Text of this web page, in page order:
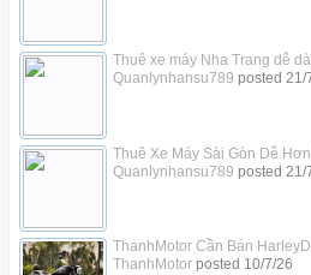
Thuê xe máy Nha Trang dễ
Quanlynhansu789 posted 21/
Thuê Xe Máy Sài Gòn Dễ
Quanlynhansu789 posted 21/
ThanhMotor Cần Bán
ThanhMotorposted 10/7/26